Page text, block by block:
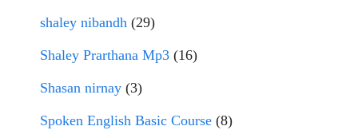
shaley nibandh (29)
Shaley Prarthana Mp3 (16)
Shasan nirnay (3)
Spoken English Basic Course (8)